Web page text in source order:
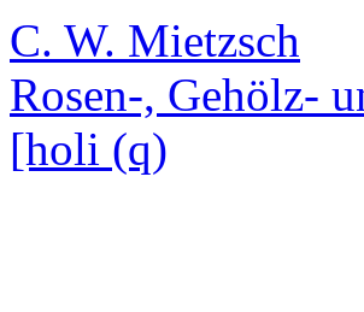
C. W. Mietzsch
Rosen-, Gehölz-
[holi (q)